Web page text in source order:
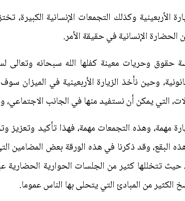
الأربعينية وكذلك التجمعات الإنسانية الكبيرة،
الحضارة الإنسانية في حقيقة الأمر.
وحريات معينة كفلها الله سبحانه وتعالى
وحين نأخذ الزيارة الأربعينية في
التي يمكن أن نستفيد منها في الجانب
مهمة، وهذه التجمعات مهمة، فهذا تأكيد
البقع، وقد ذكرنا في هذه الورقة بعض المضامين
حيث تتخللها كثير من الجلسات الحوارية الحضارية
الكثير من المبادئ التي يتحلى بها الناس عموما.